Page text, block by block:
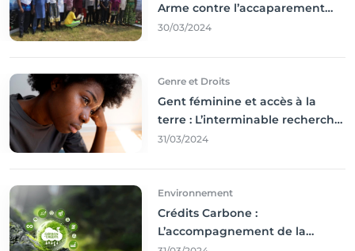
Arme contre l’accaparement
des terres
30/03/2024
Genre et Droits
Gent féminine et accès à la
terre : L’interminable recherche
des droits
31/03/2024
Environnement
Crédits Carbone :
L’accompagnement de la